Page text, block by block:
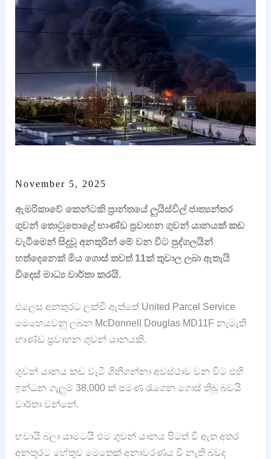
November 5, 2025
ඇමරිකාවේ කෙන්ටකි ප්‍රාන්තයේ ලුයිස්විල් ජාත්‍යන්තර
ගුවන් තොටුපොළේ භාණ්ඩ ප්‍රවාහන ගුවන් යානයක් කඩ
වැටීමෙන් සිදුවූ අනතුරින් මේ වන විට පුද්ගලයින්
හත්දෙනෙක් මිය ගොස් තවත් 11ක් තුවාල ලබා ඇතැයි
විදෙස් මාධ්‍ය වාර්තා කරයි.
එලෙස අනතුරට ලක්වී ඇත්තේ United Parcel Service
මෙහෙයවනු ලබන McDonnell Douglas MD11F නැමැති
භාණ්ඩ ප්‍රවාහන ගුවන් යානයකි.
ගුවන් යානය කඩ වැටී ගිනිගන්නා අවස්ථාව වන විට එහි
ඉන්ධන ගැලුම් 38,000 ක් පමණ රැගෙන ගොස් තිබූ බවයි
වාර්තා වන්නේ.
හවායි බලා යාමටයි එම ගුවන් යානය පිටත් වී ඇත අතර
අනතුරට හේතුව මෙතෙක් අනාවරණය වී නැති බවද